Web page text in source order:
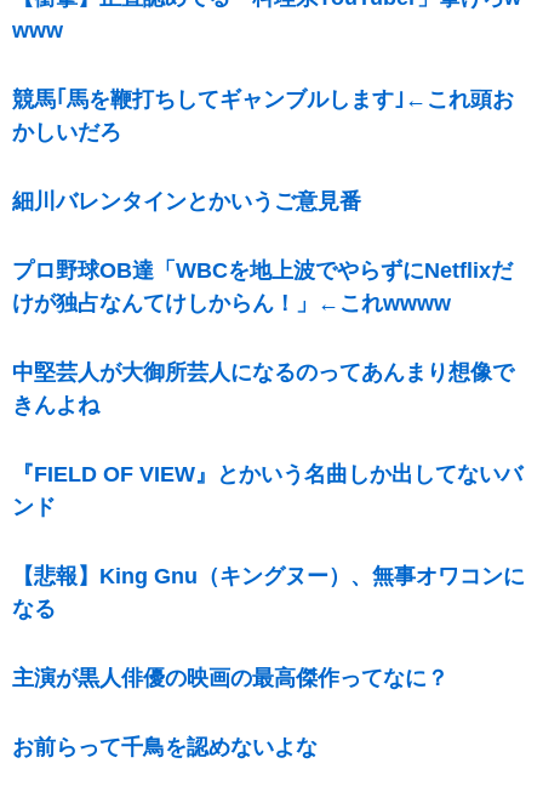
www
競馬｢馬を鞭打ちしてギャンブルします｣←これ頭お
かしいだろ
細川バレンタインとかいうご意見番
プロ野球OB達「WBCを地上波でやらずにNetflixだ
けが独占なんてけしからん！」←これwwww
中堅芸人が大御所芸人になるのってあんまり想像で
きんよね
『FIELD OF VIEW』とかいう名曲しか出してないバ
ンド
【悲報】King Gnu（キングヌー）、無事オワコンに
なる
主演が黒人俳優の映画の最高傑作ってなに？
お前らって千鳥を認めないよな